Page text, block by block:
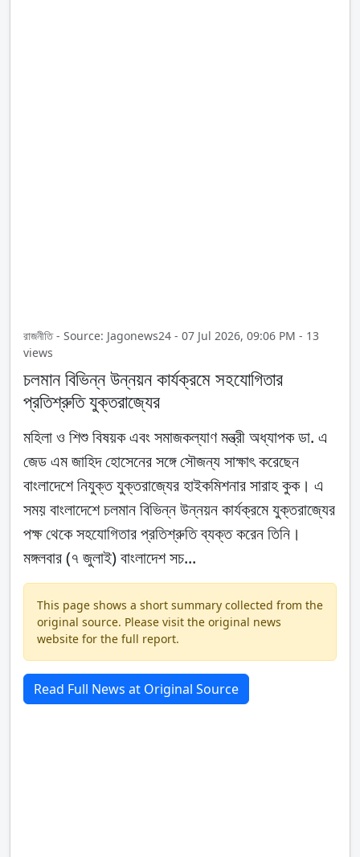
রাজনীতি - Source: Jagonews24 - 07 Jul 2026, 09:06 PM - 13
views
চলমান বিভিন্ন উন্নয়ন কার্যক্রমে সহযোগিতার
প্রতিশ্রুতি যুক্তরাজ্যের
মহিলা ও শিশু বিষয়ক এবং সমাজকল্যাণ মন্ত্রী অধ্যাপক ডা. এ
জেড এম জাহিদ হোসেনের সঙ্গে সৌজন্য সাক্ষাৎ করেছেন
বাংলাদেশে নিযুক্ত যুক্তরাজ্যের হাইকমিশনার সারাহ কুক। এ
সময় বাংলাদেশে চলমান বিভিন্ন উন্নয়ন কার্যক্রমে যুক্তরাজ্যের
পক্ষ থেকে সহযোগিতার প্রতিশ্রুতি ব্যক্ত করেন তিনি।
মঙ্গলবার (৭ জুলাই) বাংলাদেশ সচ...
This page shows a short summary collected from the
original source. Please visit the original news
website for the full report.
Read Full News at Original Source